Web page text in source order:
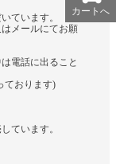
ています。
メールにてお願
電話に出ること
ております)
ています。
カートへ